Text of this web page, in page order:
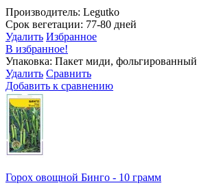
Производитель: Legutko
Срок вегетации: 77-80 дней
Удалить Избранное
В избранное!
Упаковка: Пакет миди, фольгированный
Удалить Сравнить
Добавить к сравнению
Горох овощной Бинго - 10 грамм